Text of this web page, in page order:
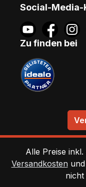
Social-Media-
Zu finden bei
Alle Preise
Versandkosten
nicht